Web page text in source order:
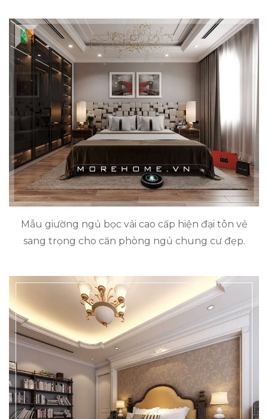
Mẫu giường ngủ bọc vải cao cấp hiện đại tôn vẻ
sang trọng cho căn phòng ngủ chung cư đẹp.